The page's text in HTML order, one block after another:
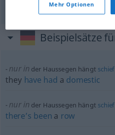
Beispielsätze
nur in der Haussegen hängt schief
they have had a domestic
nur in der Haussegen hängt schief
there’s been a row
Mehr Optionen